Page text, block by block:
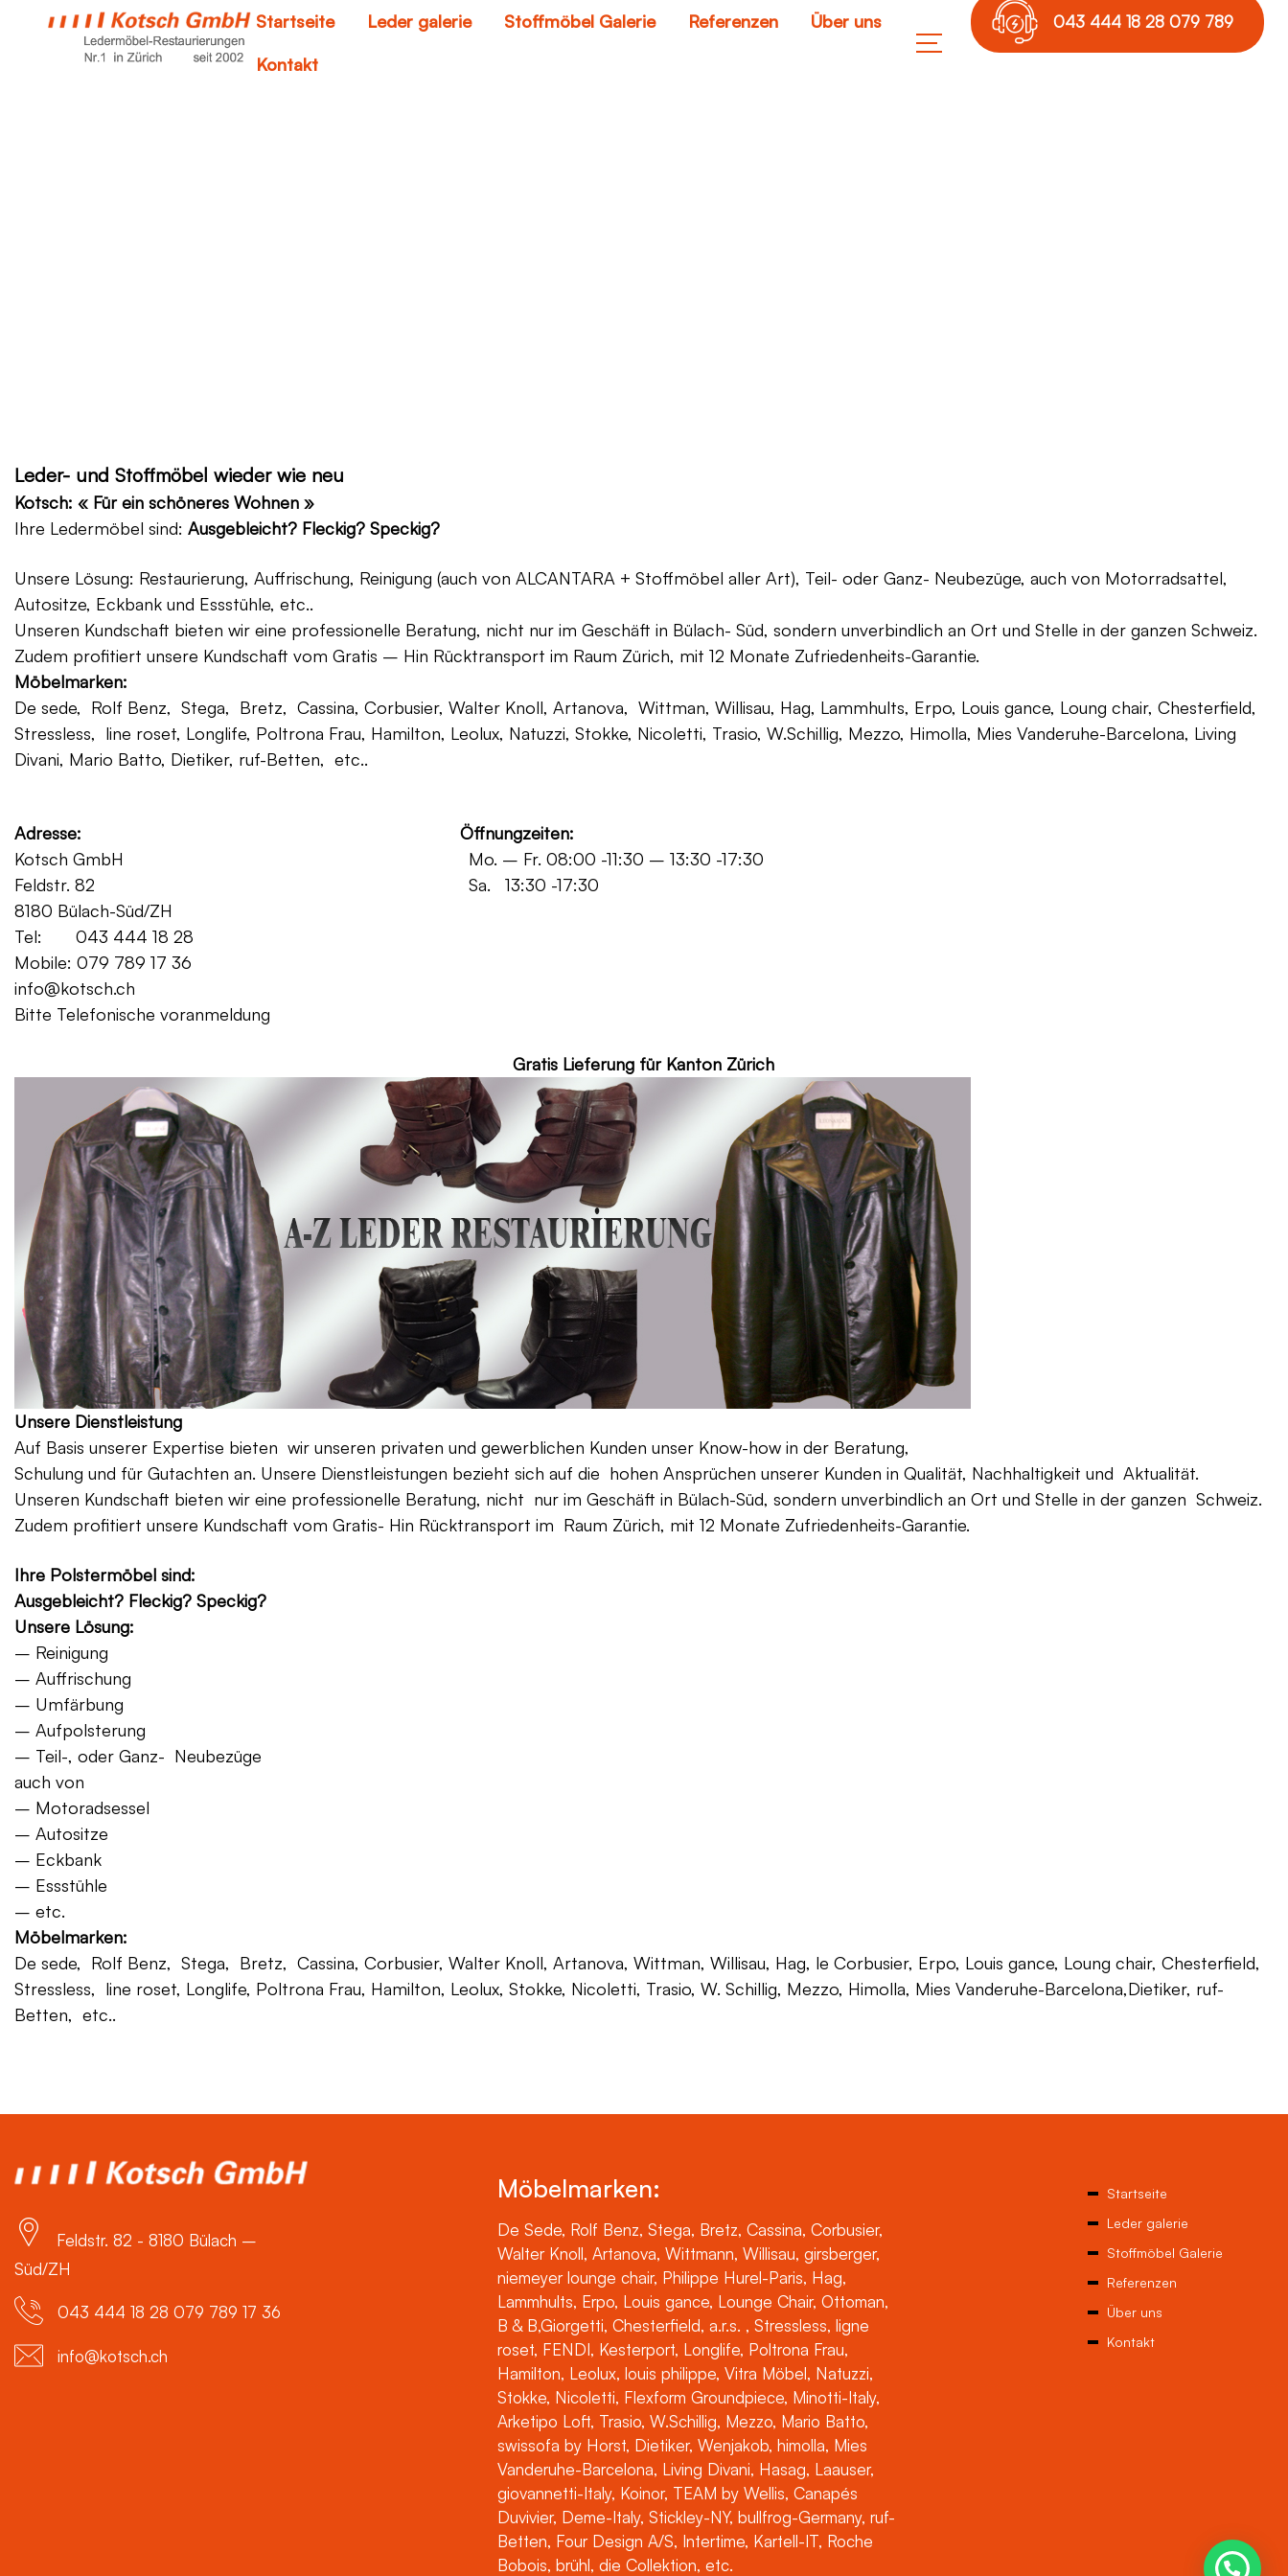
Startseite Leder galerie Stoffmöbel Galerie Referenzen Über uns
Kontakt
043 444 18 28 079 789
Leder- und Stoffmöbel wieder wie neu
Kotsch: « Für ein schöneres Wohnen »
Ihre Ledermöbel sind: Ausgebleicht? Fleckig? Speckig?
Unsere Lösung: Restaurierung, Auffrischung, Reinigung (auch von ALCANTARA + Stoffmöbel aller Art), Teil- oder Ganz- Neubezüge, auch von Motorradsattel,
Autositze, Eckbank und Essstühle, etc..
Unseren Kundschaft bieten wir eine professionelle Beratung, nicht nur im Geschäft in Bülach- Süd, sondern unverbindlich an Ort und Stelle in der ganzen Schweiz.
Zudem profitiert unsere Kundschaft vom Gratis – Hin Rücktransport im Raum Zürich, mit 12 Monate Zufriedenheits-Garantie.
Möbelmarken:
De sede, Rolf Benz, Stega, Bretz, Cassina, Corbusier, Walter Knoll, Artanova, Wittman, Willisau, Hag, Lammhults, Erpo, Louis gance, Loung chair, Chesterfield,
Stressless, line roset, Longlife, Poltrona Frau, Hamilton, Leolux, Natuzzi, Stokke, Nicoletti, Trasio, W.Schillig, Mezzo, Himolla, Mies Vanderuhe-Barcelona, Living
Divani, Mario Batto, Dietiker, ruf-Betten, etc..
Adresse:
Öffnungzeiten:
Kotsch GmbH Mo. – Fr. 08:00 -11:30 – 13:30 -17:30
Feldstr. 82 Sa. 13:30 -17:30
8180 Bülach-Süd/ZH
Tel: 043 444 18 28
Mobile: 079 789 17 36
info@kotsch.ch
Bitte Telefonische voranmeldung
Gratis Lieferung für Kanton Zürich
Unsere Dienstleistung
Auf Basis unserer Expertise bieten wir unseren privaten und gewerblichen Kunden unser Know-how in der Beratung,
Schulung und für Gutachten an. Unsere Dienstleistungen bezieht sich auf die hohen Ansprüchen unserer Kunden in Qualität, Nachhaltigkeit und Aktualität.
Unseren Kundschaft bieten wir eine professionelle Beratung, nicht nur im Geschäft in Bülach-Süd, sondern unverbindlich an Ort und Stelle in der ganzen Schweiz.
Zudem profitiert unsere Kundschaft vom Gratis- Hin Rücktransport im Raum Zürich, mit 12 Monate Zufriedenheits-Garantie.
Ihre Polstermöbel sind:
Ausgebleicht? Fleckig? Speckig?
Unsere Lösung:
– Reinigung
– Auffrischung
– Umfärbung
– Aufpolsterung
– Teil-, oder Ganz- Neubezüge
auch von
– Motoradsessel
– Autositze
– Eckbank
– Essstühle
– etc.
Möbelmarken:
De sede, Rolf Benz, Stega, Bretz, Cassina, Corbusier, Walter Knoll, Artanova, Wittman, Willisau, Hag, le Corbusier, Erpo, Louis gance, Loung chair, Chesterfield,
Stressless, line roset, Longlife, Poltrona Frau, Hamilton, Leolux, Stokke, Nicoletti, Trasio, W. Schillig, Mezzo, Himolla, Mies Vanderuhe-Barcelona,Dietiker, ruf-
Betten, etc..
Feldstr. 82 - 8180 Bülach –
Süd/ZH
043 444 18 28 079 789 17 36
info@kotsch.ch
Möbelmarken:
De Sede, Rolf Benz, Stega, Bretz, Cassina, Corbusier,
Walter Knoll, Artanova, Wittmann, Willisau, girsberger,
niemeyer lounge chair, Philippe Hurel-Paris, Hag,
Lammhults, Erpo, Louis gance, Lounge Chair, Ottoman,
B & B,Giorgetti, Chesterfield, a.r.s. , Stressless, ligne
roset, FENDI, Kesterport, Longlife, Poltrona Frau,
Hamilton, Leolux, louis philippe, Vitra Möbel, Natuzzi,
Stokke, Nicoletti, Flexform Groundpiece, Minotti-Italy,
Arketipo Loft, Trasio, W.Schillig, Mezzo, Mario Batto,
swissofa by Horst, Dietiker, Wenjakob, himolla, Mies
Vanderuhe-Barcelona, Living Divani, Hasag, Laauser,
giovannetti-Italy, Koinor, TEAM by Wellis, Canapés
Duvivier, Deme-Italy, Stickley-NY, bullfrog-Germany, ruf-
Betten, Four Design A/S, Intertime, Kartell-IT, Roche
Bobois, brühl, die Collektion, etc.
Startseite
Leder galerie
Stoffmöbel Galerie
Referenzen
Über uns
Kontakt